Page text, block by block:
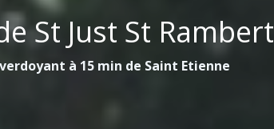
St Just St Rambert
à 15 min de Saint Etienne